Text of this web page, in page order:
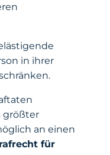
in ihrer
größter
an einen
für